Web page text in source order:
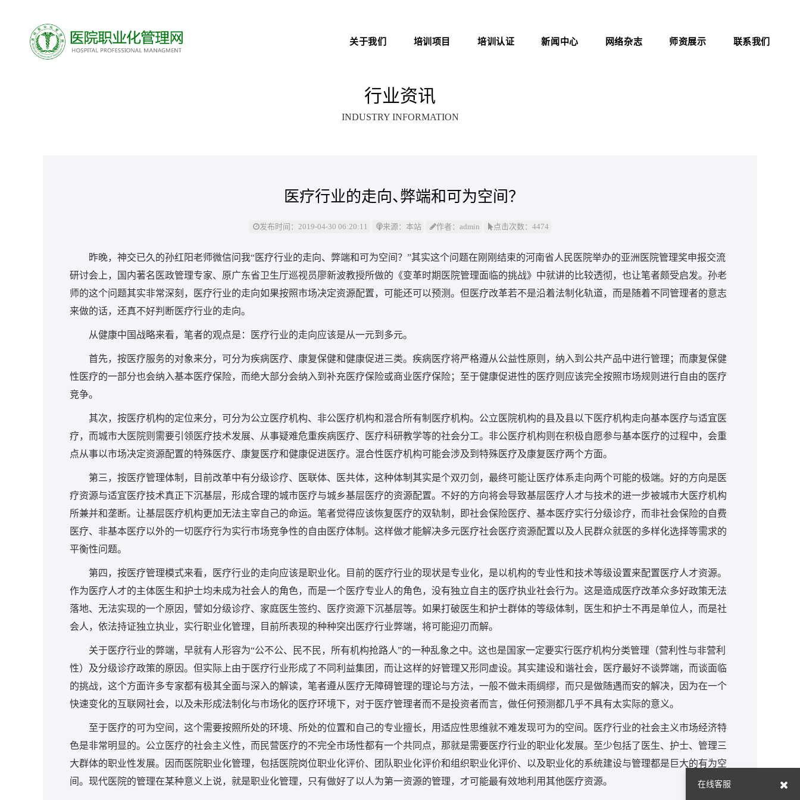
关于我们
业
培训项目
心理治疗师
培训认证 新闻中心 网络杂志 师资展示 联系我们
行业资讯
INDUSTRY INFORMATION
医疗行业的走向、弊端和可为空间？
发布时间：2019-04-30 06:20:11 来源：本站 作者：admin 点击次数：4474
昨晚，神交已久的孙红阳老师微信问我“医疗行业的走向、弊端和可为空间？”其实这个问题在刚刚结束的河南省人民医院举办的亚洲医院管理奖申报交流
研讨会上，国内著名医政管理专家、原广东省卫生厅巡视员廖新波教授所做的《变革时期医院管理面临的挑战》中就讲的比较透彻，也让笔者颇受启发。孙老
师的这个问题其实非常深刻，医疗行业的走向如果按照市场决定资源配置，可能还可以预测。但医疗改革若不是沿着法制化轨道，而是随着不同管理者的意志
来做的话，还真不好判断医疗行业的走向。
从健康中国战略来看，笔者的观点是：医疗行业的走向应该是从一元到多元。
首先，按医疗服务的对象来分，可分为疾病医疗、康复保健和健康促进三类。疾病医疗将严格遵从公益性原则，纳入到公共产品中进行管理；而康复保健
性医疗的一部分也会纳入基本医疗保险，而绝大部分会纳入到补充医疗保险或商业医疗保险；至于健康促进性的医疗则应该完全按照市场规则进行自由的医疗
竞争。
其次，按医疗机构的定位来分，可分为公立医疗机构、非公医疗机构和混合所有制医疗机构。公立医院机构的县及县以下医疗机构走向基本医疗与适宜医
疗，而城市大医院则需要引领医疗技术发展、从事疑难危重疾病医疗、医疗科研教学等的社会分工。非公医疗机构则在积极自愿参与基本医疗的过程中，会重
点从事以市场决定资源配置的特殊医疗、康复医疗和健康促进医疗。混合性医疗机构可能会涉及到特殊医疗及康复医疗两个方面。
第三，按医疗管理体制，目前改革中有分级诊疗、医联体、医共体，这种体制其实是个双刃剑，最终可能让医疗体系走向两个可能的极端。好的方向是医
疗资源与适宜医疗技术真正下沉基层，形成合理的城市医疗与城乡基层医疗的资源配置。不好的方向将会导致基层医疗人才与技术的进一步被城市大医疗机构
所兼并和垄断。让基层医疗机构更加无法主宰自己的命运。笔者觉得应该恢复医疗的双轨制，即社会保险医疗、基本医疗实行分级诊疗，而非社会保险的自费
医疗、非基本医疗以外的一切医疗行为实行市场竞争性的自由医疗体制。这样做才能解决多元医疗社会医疗资源配置以及人民群众就医的多样化选择等需求的
平衡性问题。
第四，按医疗管理模式来看，医疗行业的走向应该是职业化。目前的医疗行业的现状是专业化，是以机构的专业性和技术等级设置来配置医疗人才资源。
作为医疗人才的主体医生和护士均未成为社会人的角色，而是一个医疗专业人的角色，没有独立自主的医疗执业社会行为。这是造成医疗改革众多好政策无法
落地、无法实现的一个原因，譬如分级诊疗、家庭医生签约、医疗资源下沉基层等。如果打破医生和护士群体的等级体制，医生和护士不再是单位人，而是社
会人，依法持证独立执业，实行职业化管理，目前所表现的种种突出医疗行业弊端，将可能迎刃而解。
关于医疗行业的弊端，早就有人形容为“公不公、民不民，所有机构抢路人”的一种乱象之中。这也是国家一定要实行医疗机构分类管理（营利性与非营利
性）及分级诊疗政策的原因。但实际上由于医疗行业形成了不同利益集团，而让这样的好管理又形同虚设。其实建设和谐社会，医疗最好不谈弊端，而谈面临
的挑战，这个方面许多专家都有极其全面与深入的解读，笔者遵从医疗无障碍管理的理论与方法，一般不做未雨绸缪，而只是做随遇而安的解决，因为在一个
快速变化的互联网社会，以及未形成法制化与市场化的医疗环境下，对于医疗管理者而不是投资者而言，做任何预测都几乎不具有太实际的意义。
至于医疗的可为空间，这个需要按照所处的环境、所处的位置和自己的专业擅长，用适应性思维就不难发现可为的空间。医疗行业的社会主义市场经济特
色是非常明显的。公立医疗的社会主义性，而民营医疗的不完全市场性都有一个共同点，那就是需要医疗行业的职业化发展。至少包括了医生、护士、管理三
大群体的职业性发展。因而医院职业化管理，包括医院岗位职业化评价、团队职业化评价和组织职业化评价、以及职业化的系统建设与管理都是巨大的有为空
间。现代医院的管理在某种意义上说，就是职业化管理，只有做好了以人为第一资源的管理，才可能最有效地利用其他医疗资源。
在线客服